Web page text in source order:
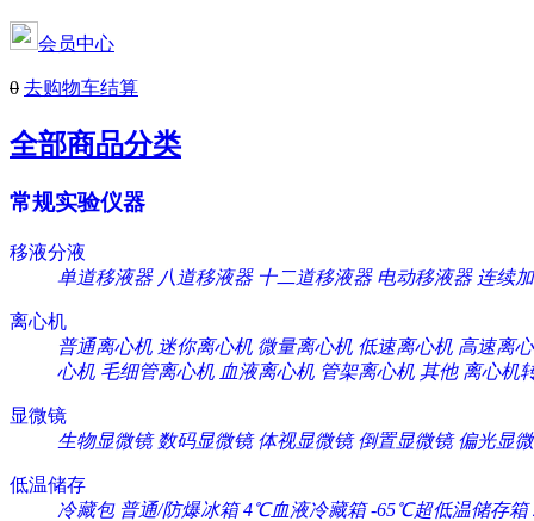
会员中心
0 去购物车结算
全部商品分类
常规实验仪器
移液分液
单道移液器 八道移液器 十二道移液器 电动移液器 连续
离心机
普通离心机 迷你离心机 微量离心机 低速离心机 高速离
心机 毛细管离心机 血液离心机 管架离心机 其他 离心机
显微镜
生物显微镜 数码显微镜 体视显微镜 倒置显微镜 偏光显
低温储存
冷藏包 普通/防爆冰箱 4℃血液冷藏箱 -65℃超低温储存箱